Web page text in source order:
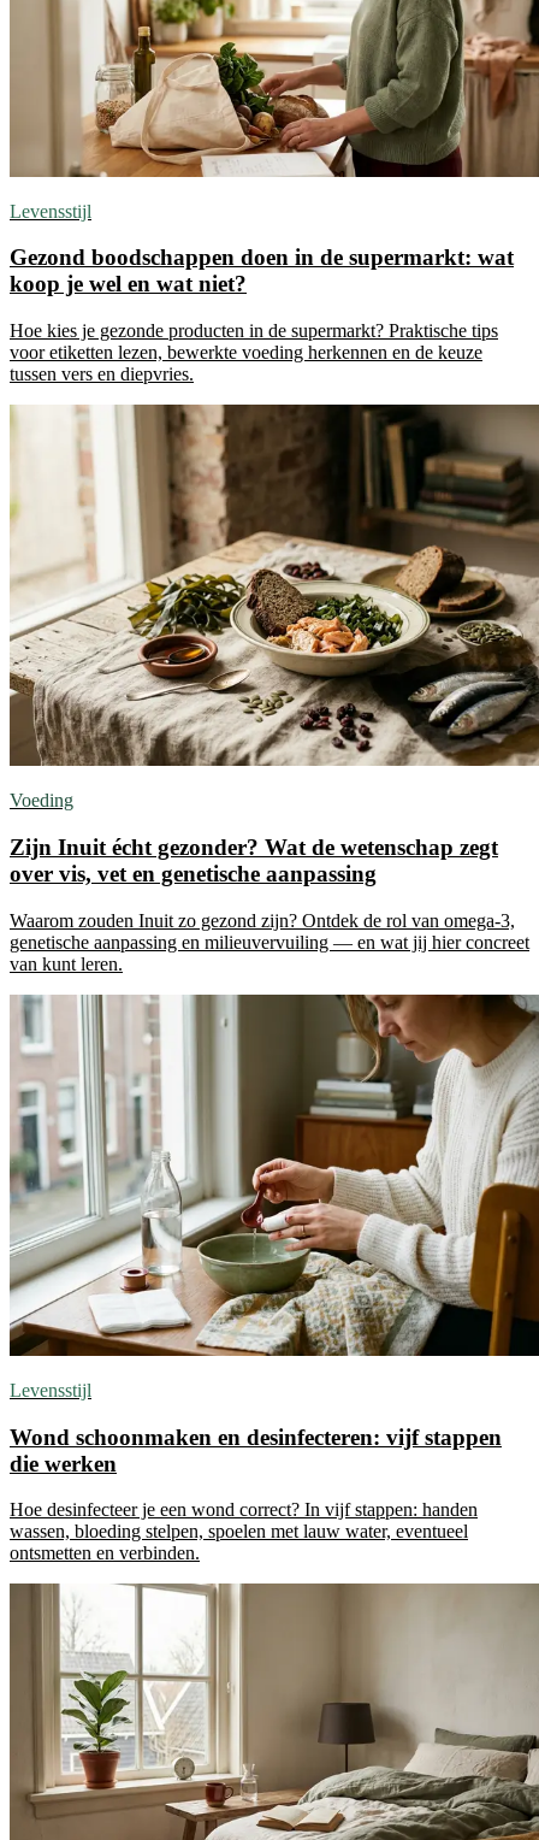
Levensstijl
Gezond boodschappen doen in de supermarkt: wat
koop je wel en wat niet?
Hoe kies je gezonde producten in de supermarkt? Praktische tips
voor etiketten lezen, bewerkte voeding herkennen en de keuze
tussen vers en diepvries.
Voeding
Zijn Inuit écht gezonder? Wat de wetenschap zegt
over vis, vet en genetische aanpassing
Waarom zouden Inuit zo gezond zijn? Ontdek de rol van omega-3,
genetische aanpassing en milieuvervuiling — en wat jij hier concreet
van kunt leren.
Levensstijl
Wond schoonmaken en desinfecteren: vijf stappen
die werken
Hoe desinfecteer je een wond correct? In vijf stappen: handen
wassen, bloeding stelpen, spoelen met lauw water, eventueel
ontsmetten en verbinden.